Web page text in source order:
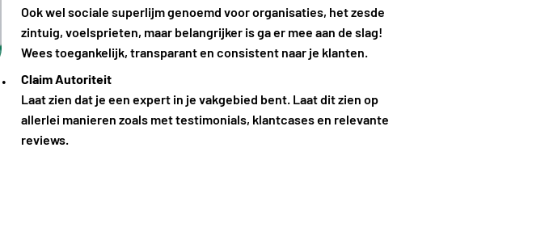
Ook wel sociale superlijm genoemd voor organisaties, het zesde
zintuig, voelsprieten, maar belangrijker is ga er mee aan de slag!
Wees toegankelijk, transparant en consistent naar je klanten.
Claim Autoriteit
Laat zien dat je een expert in je vakgebied bent. Laat dit zien op
allerlei manieren zoals met testimonials, klantcases en relevante
reviews.